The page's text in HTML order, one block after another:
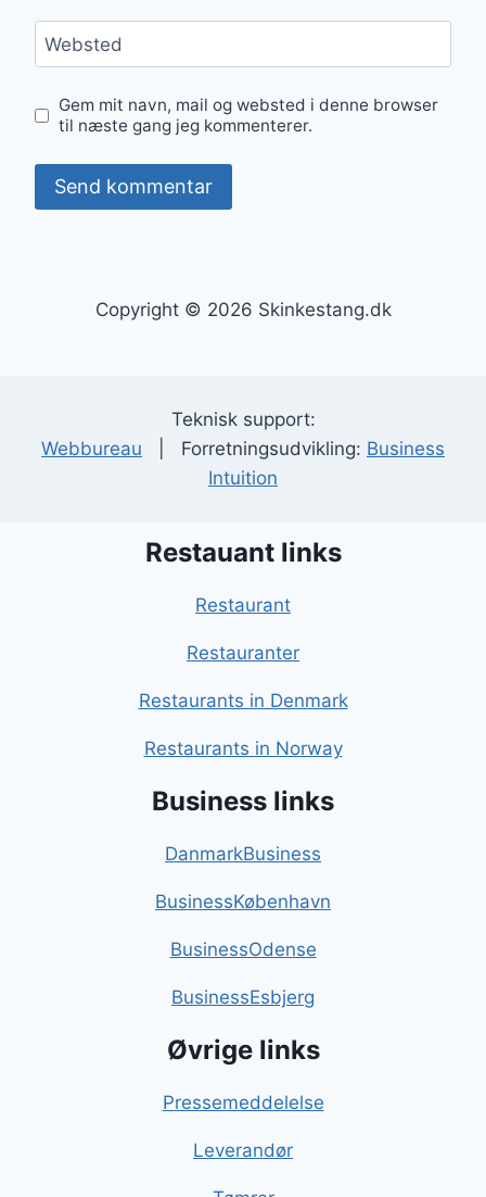
Websted
Gem mit navn, mail og websted i denne browser
til næste gang jeg kommenterer.
Copyright © 2026 Skinkestang.dk
Teknisk support:
Webbureau | Forretningsudvikling: Business
Intuition
Restauant links
Restaurant
Restauranter
Restaurants in Denmark
Restaurants in Norway
Business links
DanmarkBusiness
BusinessKøbenhavn
BusinessOdense
BusinessEsbjerg
Øvrige links
Pressemeddelelse
Leverandør